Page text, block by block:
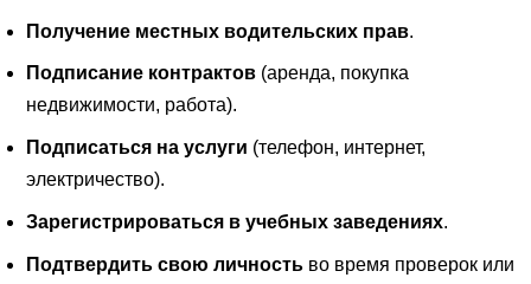
Получение местных водительских прав.
Подписание контрактов(аренда, покупка
недвижимости, работа).
Подписаться на услуги (телефон, интернет,
электричество).
Зарегистрироваться в учебных заведениях.
Подтвердить свою личностьво время проверок или